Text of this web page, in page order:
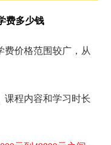
费多少钱
费价格范围较广，从
课程内容和学习时长